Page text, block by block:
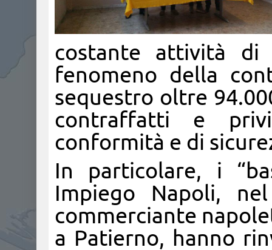
costante attività di
fenomeno della
sequestro oltre
contraffatti e
conformità e di
In particolare, i
Impiego Napoli,
commerciante
a Patierno, hanno